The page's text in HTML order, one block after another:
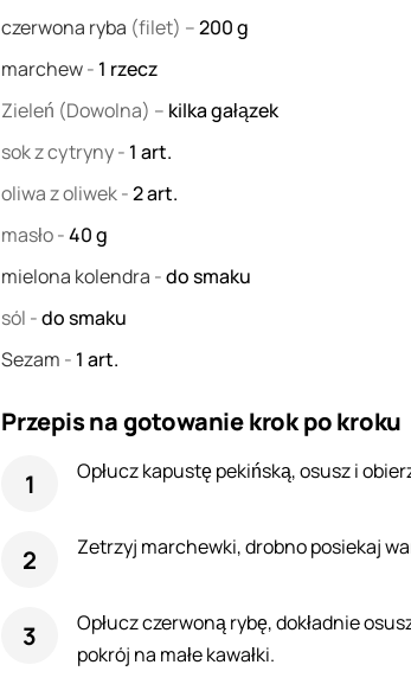
czerwona ryba (filet) –200g
marchew- 1 rzecz
Zieleń (Dowolna) – kilka gałązek
sok z cytryny- 1 art.
oliwa z oliwek-2art.
masło-40g
mielona kolendra -do smaku
sól -do smaku
Sezam - 1 art.
Przepis na gotowanie krok po kroku
Opłucz kapustę pekińską, osusz i
Zetrzyj marchewki, drobno posiekaj
Opłucz czerwoną rybę, dokładnie
pokrój na małe kawałki.